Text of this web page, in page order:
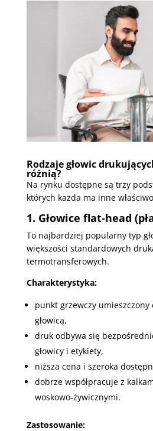
Rodzaje głowic
różnią?
Na rynku dostępne są trzy
których każda ma inne
1. Głowice flat‑head
To najbardziej popularny typ
większości standardowych
termotransferowych.
Charakterystyka:
punkt grzewczy
głowicą,
druk odbywa się
głowicy i etykiety,
niższa cena i szeroka
dobrze współpracuje z
woskowo‑żywicznymi.
Zastosowanie: